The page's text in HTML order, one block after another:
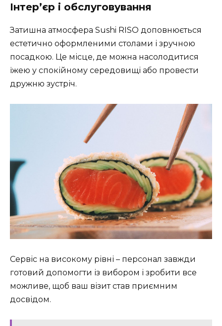
Інтер’єр і обслуговування
Затишна атмосфера Sushi RISO доповнюється
естетично оформленими столами і зручною
посадкою. Це місце, де можна насолодитися
їжею у спокійному середовищі або провести
дружню зустріч.
Сервіс на високому рівні – персонал завжди
готовий допомогти із вибором і зробити все
можливе, щоб ваш візит став приємним
досвідом.